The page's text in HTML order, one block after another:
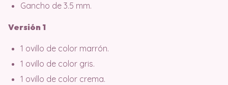
Gancho de 3.5 mm.
Versión 1
1 ovillo de color marrón.
1 ovillo de color gris.
1 ovillo de color crema.